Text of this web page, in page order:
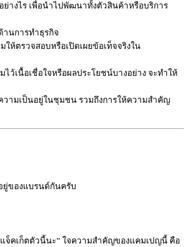
างไร เพื่อนำไปพัฒนาทั้งตัวสินค้าหรือบริการ
านการทำธุรกิจ
ห้ตรวจสอบหรือเปิดเผยข้อเท็จจริงใน
ว้เนื้อเชื่อใจหรือผลประโยชน์บางอย่าง จะทำให้
วามเป็นอยู่ในชุมชน รวมถึงการให้ความสำคัญ
ยู่ของแบรนด์กันครับ
แจ็คเก็ตตัวนี้นะ” ใจความสำคัญของแคมเปญนี้ คือ